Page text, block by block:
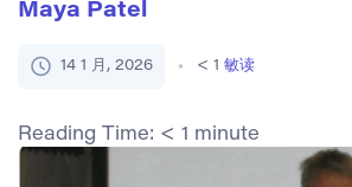
Maya Patel
14 1 月, 2026 < 1 敏读
Reading Time: < 1 minute